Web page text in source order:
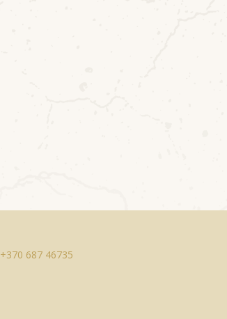
+370 687 46735